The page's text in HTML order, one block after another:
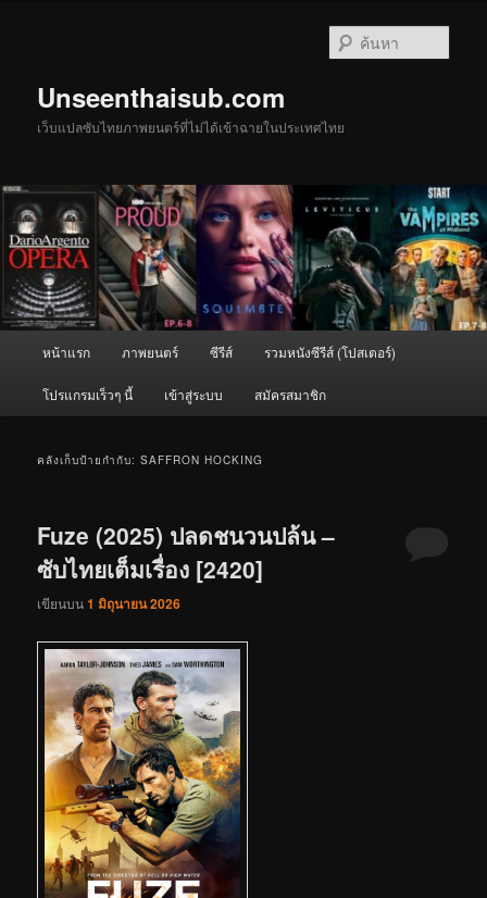
Unseenthaisub.com
เว็บแปลซับไทยภาพยนตร์ที่ไม่ได้เข้าฉายในประเทศไทย
หน้าแรก ภาพยนตร์ ซีรีส์ รวมหนังซีรีส์ (โปสเตอร์)
โปรแกรมเร็วๆ นี้ เข้าสู่ระบบ สมัครสมาชิก
คลังเก็บป้ายกำกับ:SAFFRON HOCKING
Fuze (2025) ปลดชนวนปล้น –
ซับไทยเต็มเรื่อง [2420]
เขียนบน1 มิถุนายน 2026